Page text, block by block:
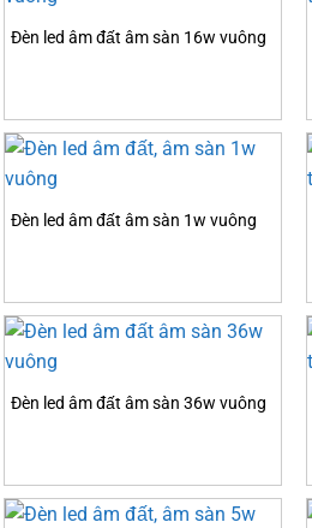
Đèn led âm đất âm sàn 16w vuông
Đèn led âm đất âm sàn 1w vuông
Đèn led âm đất âm sàn 36w vuông